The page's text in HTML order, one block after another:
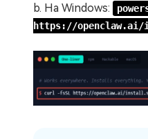
b. На Windows:
https://